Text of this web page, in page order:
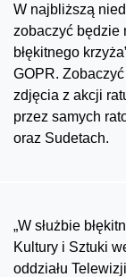
W najbliższą
zobaczyć będzie
błękitnego
GOPR.
zdjęcia z akcji
przez samych
oraz Sudetach.
„W służbie
Kultury i Sztuki
oddziału